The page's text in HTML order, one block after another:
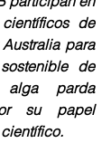
de
para
de
alga parda
su papel